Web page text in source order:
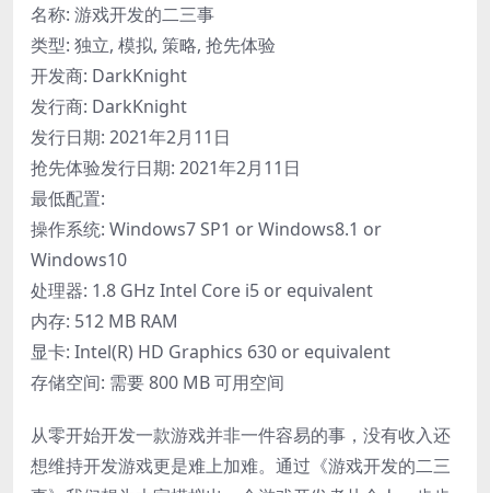
名称: 游戏开发的二三事
类型: 独立, 模拟, 策略, 抢先体验
开发商: DarkKnight
发行商: DarkKnight
发行日期: 2021年2月11日
抢先体验发行日期: 2021年2月11日
最低配置:
操作系统: Windows7 SP1 or Windows8.1 or
Windows10
处理器: 1.8 GHz Intel Core i5 or equivalent
内存: 512 MB RAM
显卡: Intel(R) HD Graphics 630 or equivalent
存储空间: 需要 800 MB 可用空间
从零开始开发一款游戏并非一件容易的事，没有收入还
想维持开发游戏更是难上加难。通过《游戏开发的二三